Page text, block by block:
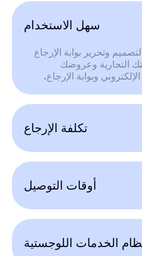
سهل الاستخدام
وتحرير بوابة الإرجاع
التجارية وعروضك
وبوابة الإرجاع.
تكلفة الإرجاع
أوقات التوصيل
الخدمات اللوجستية